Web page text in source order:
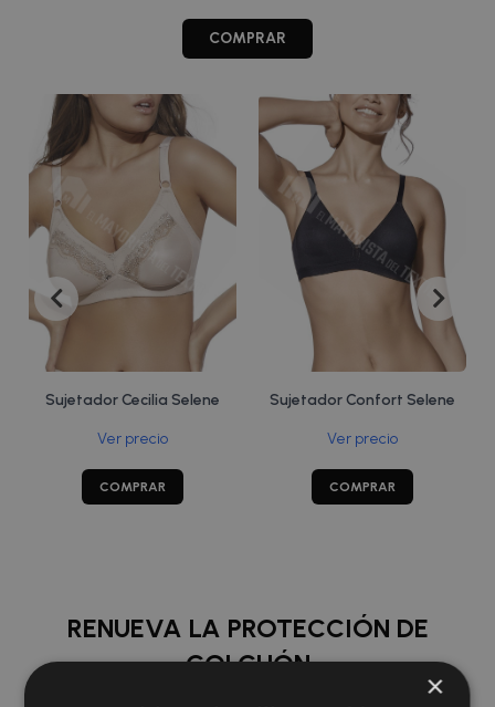
COMPRAR
Sujetador Cecilia Selene
Ver precio
COMPRAR
Sujetador Confort Selene
Ver precio
COMPRAR
RENUEVA LA PROTECCIÓN DE
COLCHÓN
×